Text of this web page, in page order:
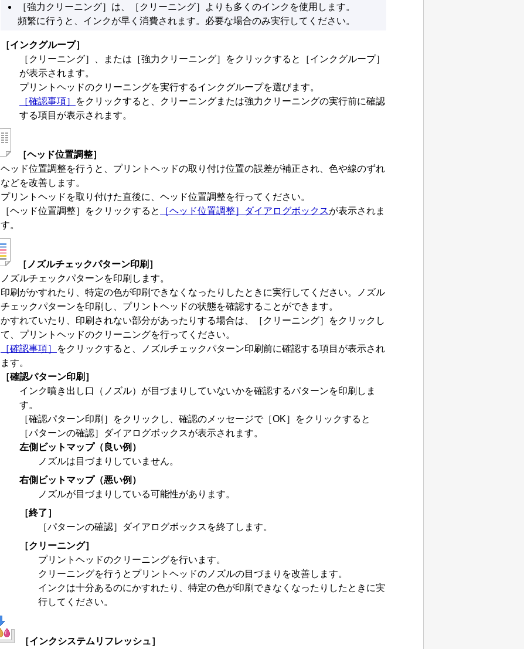
［強力クリーニング］ は、 ［クリーニング］
よりも多くのインクを使用します。
頻繁に行うと、インクが早く消費されます。 必要な場合のみ実行してください。
［インクグループ］
［クリーニング］
、または ［強力クリーニング］ をクリックすると
［インクグループ］
が表示されます。
プリントヘッドのクリーニングを実行するインクグループを選びます。
［確認事項］
をクリックすると、クリーニングまたは強力クリーニングの実行前に確認
する項目が表示されます。
［ヘッド位置調整］
ヘッド位置調整を行うと、 プリントヘッドの取り付け位置の誤差が補正され、色や線のずれ
などを改善します。
プリントヘッド を取り付けた直後に、ヘッド位置調整を行ってください。
［ヘッド位置調整］
をクリックすると ［ヘッド位置調整］ ダイアログボックスが表示されま
す。
［ノズルチェックパターン印刷］
ノズルチェックパターンを印刷します。
印刷がかすれたり、特定の色が印刷できなくなったりしたときに実行してください。
ノズル
チェックパターンを印刷し、 プリントヘッドの状態を確認することができます。
かすれていたり、印刷されない部分があったりする場合は、
［クリーニング］
をクリックし
て、 プリントヘッドのクリーニングを行ってください。
［確認事項］
をクリックすると、ノズルチェックパターン印刷前に確認する項目が表示され
ます。
［確認パターン印刷］
インク噴き出し口（ノズル）が目づまりしていないかを確認するパターンを印刷しま
す。
［確認パターン印刷］
をクリックし、確認のメッセージで［OK］
をクリックすると
［パターンの確認］
ダイアログボックスが表示されます。
左側ビットマップ（良い例）
ノズルは目づまりしていません。
右側ビットマップ（悪い例）
ノズルが目づまりしている可能性があります。
［終了］
［パターンの確認］
ダイアログボックスを終了します。
［クリーニング］
プリントヘッドのクリーニングを行います。
クリーニングを行うと プリントヘッドのノズルの目づまりを改善します。
インクは十分あるのにかすれたり、特定の色が印刷できなくなったりしたときに実
行してください。
［インクシステムリフレッシュ］